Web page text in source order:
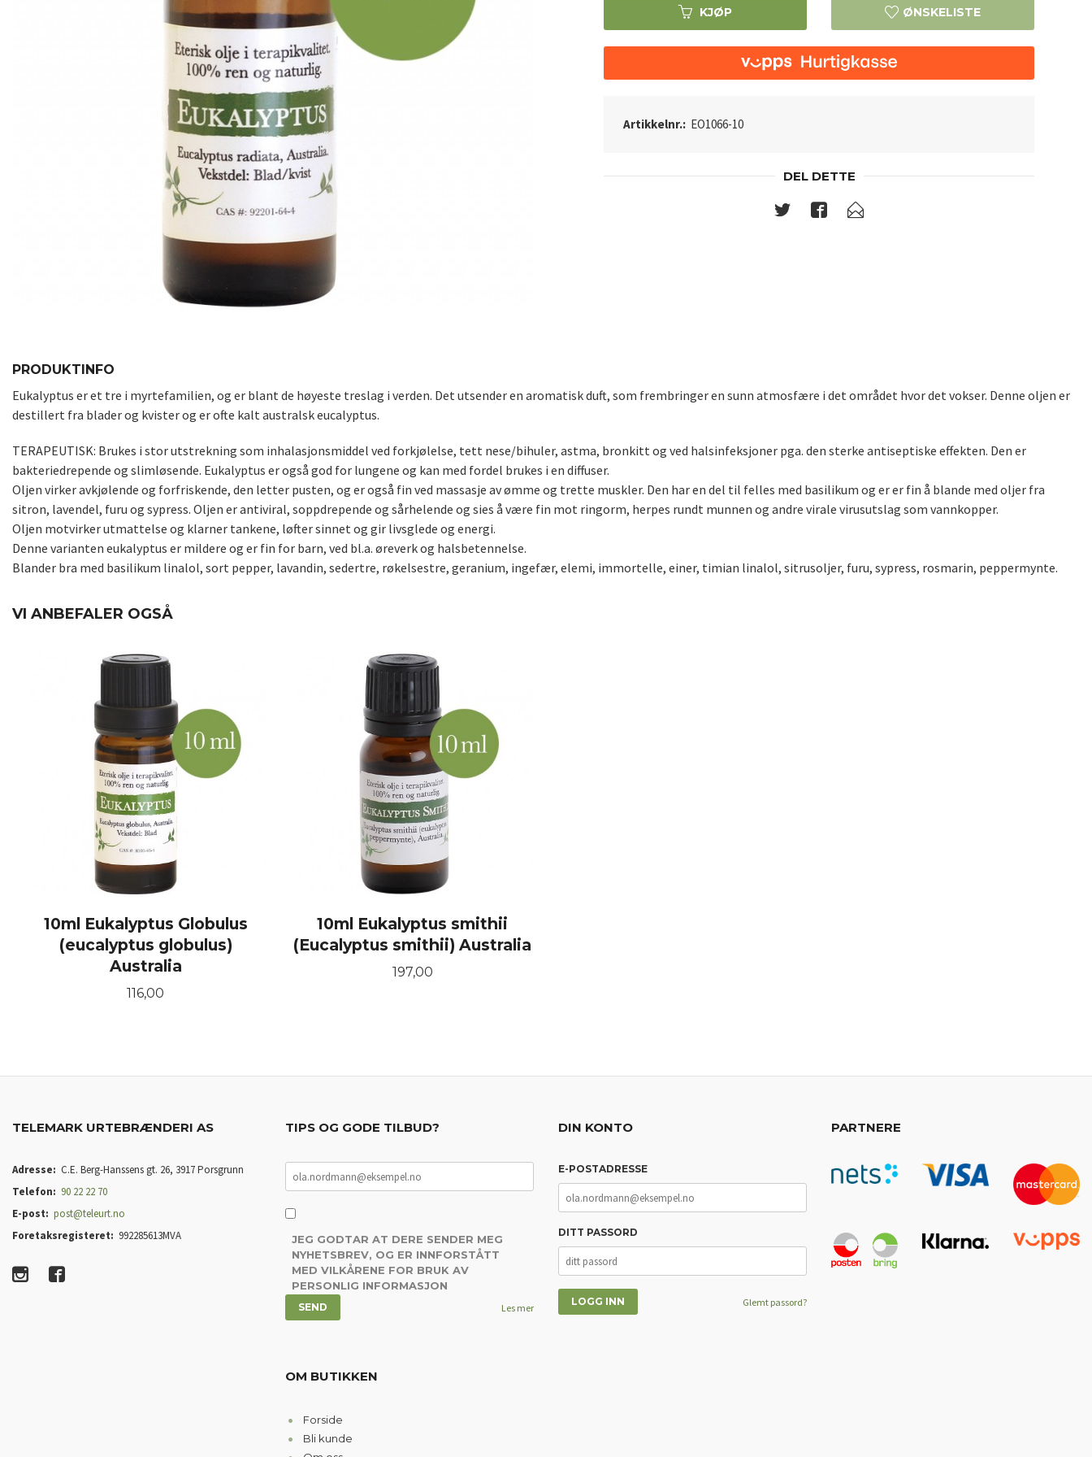
KJØP ØNSKELISTE
Artikkelnr.: EO1066-10
DEL DETTE
PRODUKTINFO
Eukalyptus er et tre i myrtefamilien, og er blant de høyeste treslag i verden. Det utsender en aromatisk duft, som frembringer en sunn atmosfære i det området hvor det vokser. Denne oljen er
destillert fra blader og kvister og er ofte kalt australsk eucalyptus.
TERAPEUTISK: Brukes i stor utstrekning som inhalasjonsmiddel ved forkjølelse, tett nese/bihuler, astma, bronkitt og ved halsinfeksjoner pga. den sterke antiseptiske effekten. Den er
bakteriedrepende og slimløsende. Eukalyptus er også god for lungene og kan med fordel brukes i en diffuser.
Oljen virker avkjølende og forfriskende, den letter pusten, og er også fin ved massasje av ømme og trette muskler. Den har en del til felles med basilikum og er er fin å blande med oljer fra
sitron, lavendel, furu og sypress. Oljen er antiviral, soppdrepende og sårhelende og sies å være fin mot ringorm, herpes rundt munnen og andre virale virusutslag som vannkopper.
Oljen motvirker utmattelse og klarner tankene, løfter sinnet og gir livsglede og energi.
Denne varianten eukalyptus er mildere og er fin for barn, ved bl.a. øreverk og halsbetennelse.
Blander bra med basilikum linalol, sort pepper, lavandin, sedertre, røkelsestre, geranium, ingefær, elemi, immortelle, einer, timian linalol, sitrusoljer, furu, sypress, rosmarin, peppermynte.
VI ANBEFALER OGSÅ
10ml Eukalyptus Globulus
(eucalyptus globulus)
Australia
Pris
116,00
10ml Eukalyptus smithii
(Eucalyptus smithii) Australia
Pris
197,00
TELEMARK URTEBRÆNDERI AS
Adresse: C.E. Berg-Hanssens gt. 26, 3917 Porsgrunn
Telefon: 90 22 22 70
E-post: post@teleurt.no
Foretaksregisteret: 992285613MVA
TIPS OG GODE TILBUD?
JEG GODTAR AT DERE SENDER MEG
NYHETSBREV, OG ER INNFORSTÅTT
MED VILKÅRENE FOR BRUK AV
PERSONLIG INFORMASJON
Les mer
OM BUTIKKEN
Forside
Bli kunde
DIN KONTO
E-POSTADRESSE
DITT PASSORD
Glemt passord?
PARTNERE